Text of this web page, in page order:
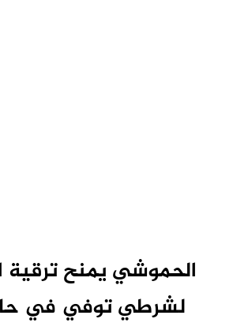
الحموشي يمنح ترقية
لشرطي توفي في